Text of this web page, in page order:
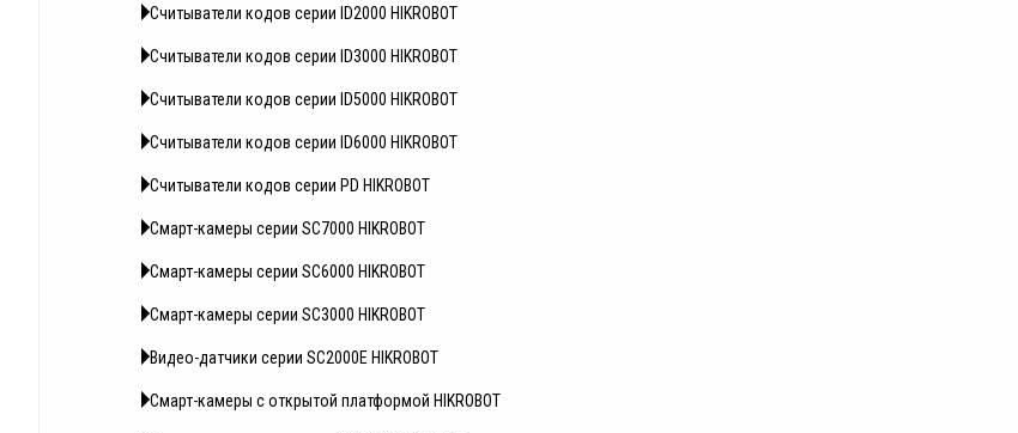
Считыватели кодов серии ID2000 HIKROBOT
Считыватели кодов серии ID3000 HIKROBOT
Считыватели кодов серии ID5000 HIKROBOT
Считыватели кодов серии ID6000 HIKROBOT
Считыватели кодов серии PD HIKROBOT
Смарт-камеры серии SC7000 HIKROBOT
Смарт-камеры серии SC6000 HIKROBOT
Смарт-камеры серии SC3000 HIKROBOT
Видео-датчики серии SC2000E HIKROBOT
Смарт-камеры с открытой платформой HIKROBOT